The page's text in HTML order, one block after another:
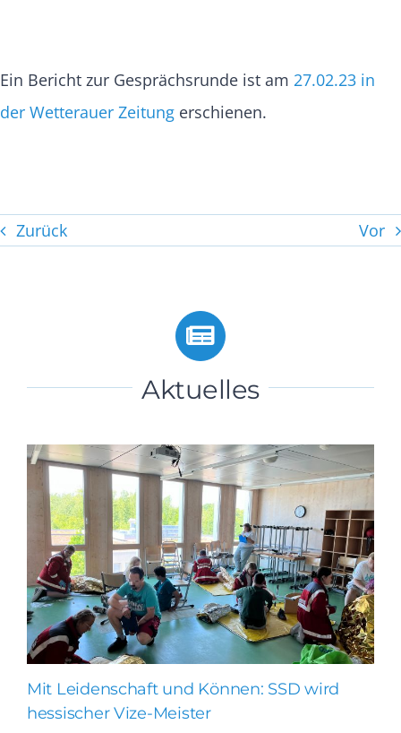
Ein Bericht zur Gesprächsrunde ist am 27.02.23 in
der Wetterauer Zeitungerschienen.
Zurück Vor
Aktuelles
Mit Leidenschaft und Können: SSD wird
hessischer Vize-Meister